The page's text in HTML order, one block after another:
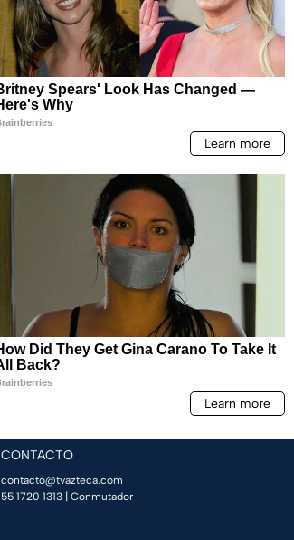
CONTACTO
contacto@tvazteca.com
55 1720 1313 | Conmutador